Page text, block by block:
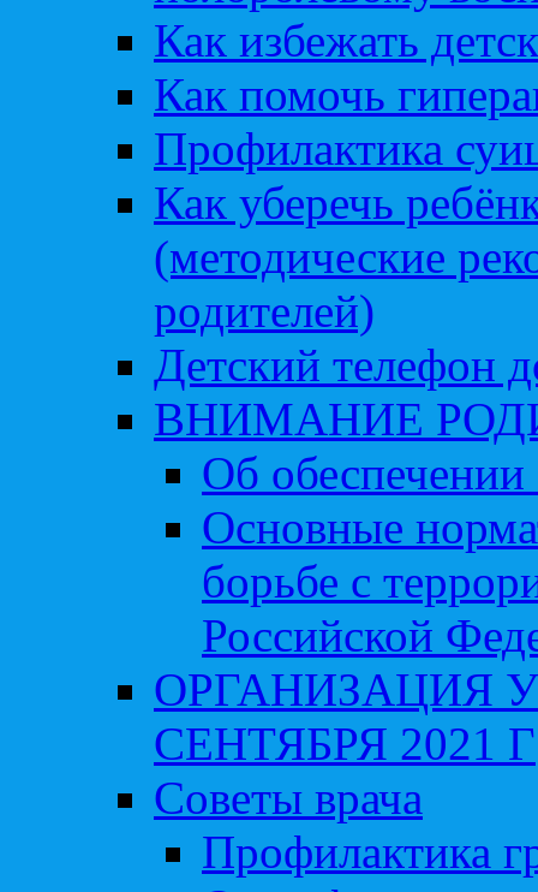
Как избежать
Как помочь
Профилактика
Как уберечь
(методические
родителей)
Детский телефон
ВНИМАНИЕ
Об обеспечении
Основные
борьбе с
Российской
ОРГАНИЗАЦИЯ
СЕНТЯБРЯ 2021 Г
Советы врача
Профилактика